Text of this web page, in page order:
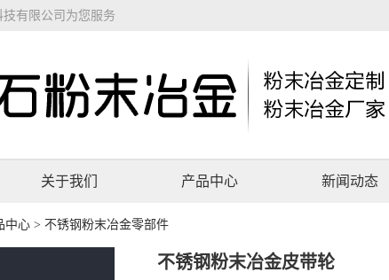
有限公司为您服务
关于我们 产品中心 新闻动态
中心 > 不锈钢粉末冶金零部件
不锈钢粉末冶金皮带轮